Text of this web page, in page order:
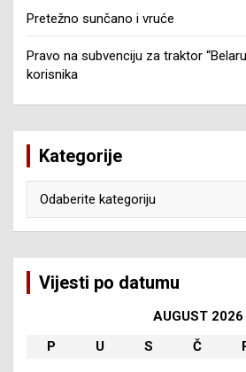
Pretežno sunčano i vruće
Pravo na subvenciju za traktor
korisnika
Kategorije
Vijesti po datumu
AUGUST 2026
P
U S Č